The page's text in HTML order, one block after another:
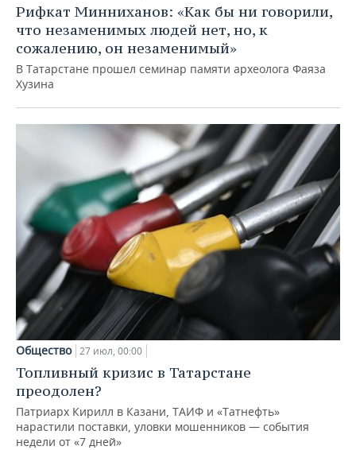
Рифкат Минниханов: «Как бы ни говорили,
что незаменимых людей нет, но, к
сожалению, он незаменимый»
В Татарстане прошел семинар памяти археолога Фаяза
Хузина
Общество 27 июл, 00:00
Топливный кризис в Татарстане
преодолен?
Патриарх Кирилл в Казани, ТАИФ и «Татнефть»
нарастили поставки, уловки мошенников — события
недели от «7 дней»